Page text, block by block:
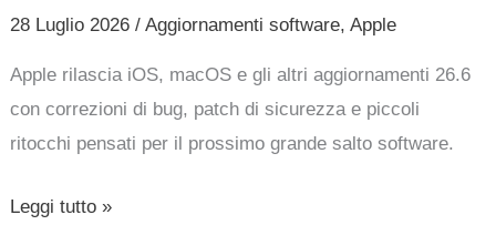
28 Luglio 2026/Aggiornamenti software,Apple
Apple rilascia iOS, macOS e gli altri aggiornamenti 26.6
con correzioni di bug, patch di sicurezza e piccoli
ritocchi pensati per il prossimo grande salto software.
Leggi tutto »